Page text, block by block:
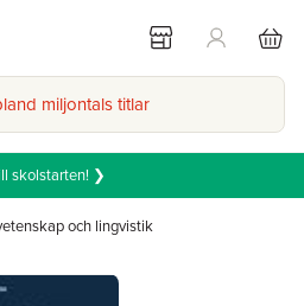
miljontals titlar
skolstarten! ❯
och lingvistik